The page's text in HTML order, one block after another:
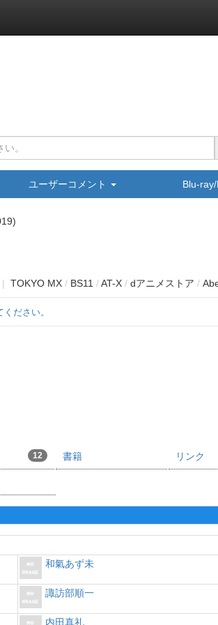
ユーザーコメント Blu-
| TOKYO MX / BS11 /AT-X / dアニメストア /
ださい。
12 書籍 リンク
和氣あず未
諏訪部順一
内田真礼